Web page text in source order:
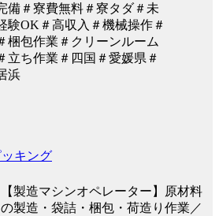
備＃寮費無料＃寮タダ＃未
験OK＃高収入＃機械操作＃
梱包作業＃クリーンルーム
立ち作業＃四国＃愛媛県＃
浜
キング
【製造マシンオペレーター】原材料
の製造・袋詰・梱包・荷造り作業／